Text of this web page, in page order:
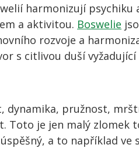
harmonizují psychiku
a aktivitou. Boswelie
rozvoje a
s citlivou duší vyžadující
dynamika, pružnost,
Toto je jen malý zlomek
a to například ve